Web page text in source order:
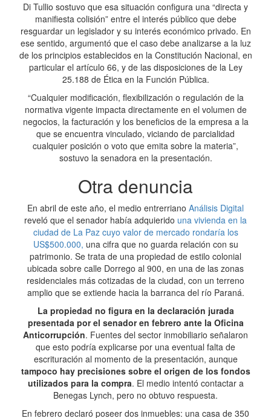
Di Tullio sostuvo que esa situación configura una “directa y
manifiesta colisión” entre el interés público que debe
resguardar un legislador y su interés económico privado. En
ese sentido, argumentó que el caso debe analizarse a la luz
de los principios establecidos en la Constitución Nacional, en
particular el artículo 66, y de las disposiciones de la Ley
25.188 de Ética en la Función Pública.
“Cualquier modificación, flexibilización o regulación de la
normativa vigente impacta directamente en el volumen de
negocios, la facturación y los beneficios de la empresa a la
que se encuentra vinculado, viciando de parcialidad
cualquier posición o voto que emita sobre la materia”,
sostuvo la senadora en la presentación.
Otra denuncia
En abril de este año, el medio entrerriano Análisis Digital
reveló que el senador había adquierido una vivienda en la
ciudad de La Paz cuyo valor de mercado rondaría los
US$500.000, una cifra que no guarda relación con su
patrimonio. Se trata de una propiedad de estilo colonial
ubicada sobre calle Dorrego al 900, en una de las zonas
residenciales más cotizadas de la ciudad, con un terreno
amplio que se extiende hacia la barranca del río Paraná.
La propiedad no figura en la declaración jurada
presentada por el senador en febrero ante la Oficina
Anticorrupción. Fuentes del sector inmobiliario señalaron
que esto podría explicarse por una eventual falta de
escrituración al momento de la presentación, aunque
tampoco hay precisiones sobre el origen de los fondos
utilizados para la compra. El medio intentó contactar a
Benegas Lynch, pero no obtuvo respuesta.
En febrero declaró poseer dos inmuebles: una casa de 350